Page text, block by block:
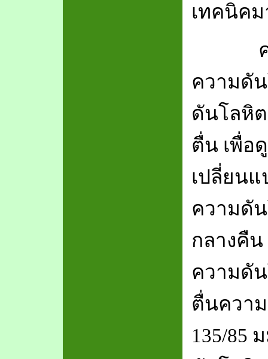
เทคนิค
ความ
ความดั
ดันโลหิ
ตื่น เพื่อ
เปลี่ยนแ
ความดั
กลางคื
ความดั
ตื่นควา
135/85